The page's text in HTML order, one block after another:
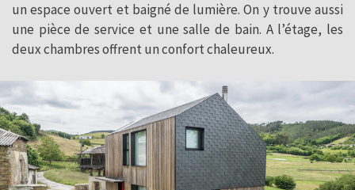
un espace ouvert et baigné de lumière. On y trouve aussi
une pièce de service et une salle de bain. A l’étage, les
deux chambres offrent un confort chaleureux.